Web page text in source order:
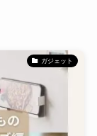
ガジェット